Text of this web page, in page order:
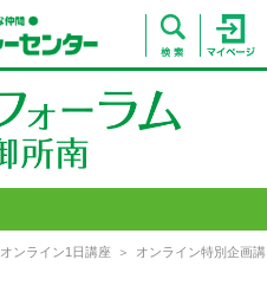
オンライン1日講座
オンライン特別企画講